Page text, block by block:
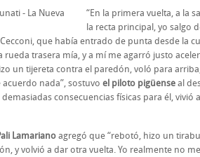
“En la primera vuelta, a la
la recta principal, yo salgo
que había entrado de punta desde la
rueda trasera mía, y a mí me agarró justo
un tijereta contra el paredón, voló para
nada”, sostuvo el piloto pigüense al
consecuencias físicas para él, vivió
Lamariano agregó que “rebotó, hizo un
y volvió a dar otra vuelta. Yo realmente no me